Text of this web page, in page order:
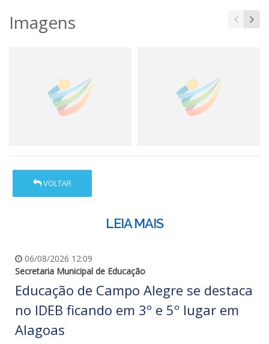
Imagens
VOLTAR
LEIA MAIS
06/08/2026 12:09
Secretaria Municipal de Educação
Educação de Campo Alegre se destaca
no IDEB ficando em 3º e 5º lugar em
Alagoas